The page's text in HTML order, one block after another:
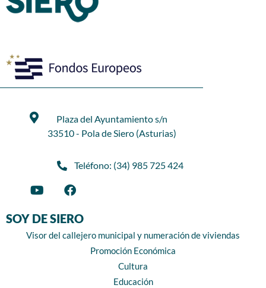
Plaza del Ayuntamiento s/n
33510 - Pola de Siero (Asturias)
Teléfono: (34) 985 725 424
SOY DE SIERO
Visor del callejero municipal y numeración de viviendas
Promoción Económica
Cultura
Educación